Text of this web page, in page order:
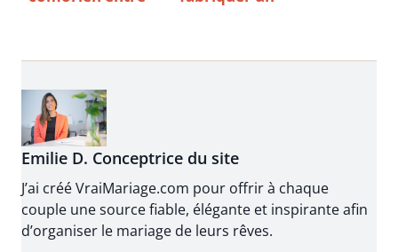
cérémonies
la société des îles
avec astuces de
Emilie D. Conceptrice du site
J’ai créé VraiMariage.com pour offrir à chaque
couple une source fiable, élégante et inspirante afin
d’organiser le mariage de leurs rêves.